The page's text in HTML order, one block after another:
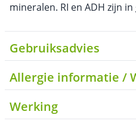
mineralen. RI en ADH zijn
Gebruiksadvies
Allergie informatie /
Werking